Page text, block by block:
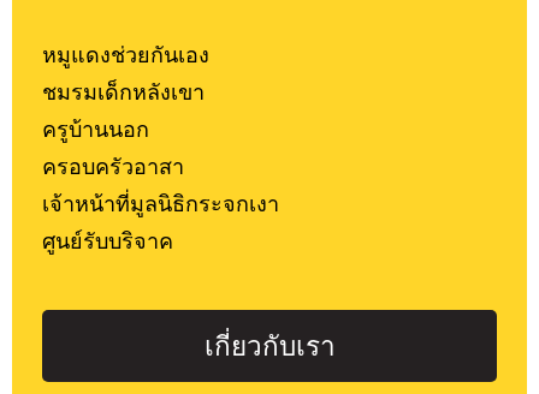
หมูแดงช่วยกันเอง
ชมรมเด็กหลังเขา
ครูบ้านนอก
ครอบครัวอาสา
เจ้าหน้าที่มูลนิธิกระจกเงา
ศูนย์รับบริจาค
เกี่ยวกับเรา